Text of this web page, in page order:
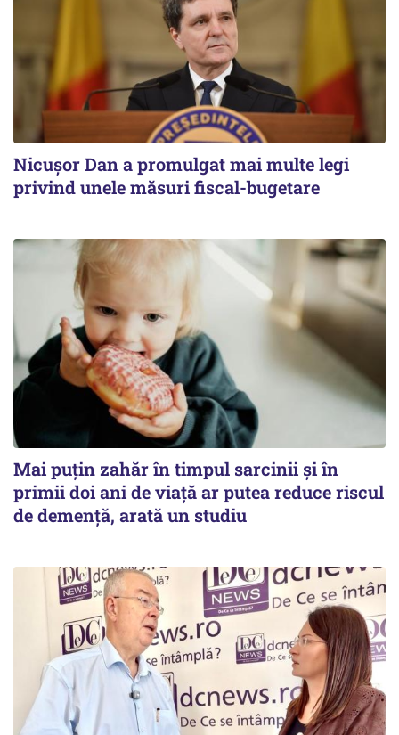
Nicușor Dan a promulgat mai multe legi
privind unele măsuri fiscal-bugetare
Mai puțin zahăr în timpul sarcinii și în
primii doi ani de viață ar putea reduce riscul
de demență, arată un studiu